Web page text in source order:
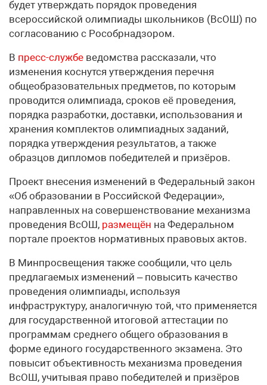
будет утверждать порядок проведения
всероссийской олимпиады школьников (ВсОШ) по
согласованию с Рособрнадзором.
В пресс-службе ведомства рассказали, что
изменения коснутся утверждения перечня
общеобразовательных предметов, по которым
проводится олимпиада, сроков её проведения,
порядка разработки, доставки, использования и
хранения комплектов олимпиадных заданий,
порядка утверждения результатов, а также
образцов дипломов победителей и призёров.
Проект внесения изменений в Федеральный закон
«Об образовании в Российской Федерации»,
направленных на совершенствование механизма
проведения ВсОШ, размещён на Федеральном
портале проектов нормативных правовых актов.
В Минпросвещения также сообщили, что цель
предлагаемых изменений – повысить качество
проведения олимпиады, используя
инфраструктуру, аналогичную той, что применяется
для государственной итоговой аттестации по
программам среднего общего образования в
форме единого государственного экзамена. Это
повысит объективность механизма проведения
ВсОШ, учитывая право победителей и призёров